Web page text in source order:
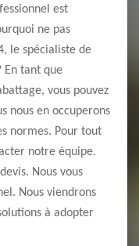
est
ne pas
le spécialiste de
En tant que
vous pouvez
nous en occuperons
normes. Pour tout
notre équipe.
Nous vous
Nous viendrons
à adopter